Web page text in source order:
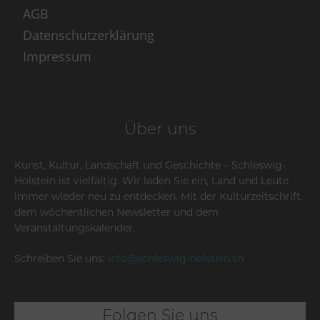
AGB
Datenschutzerklärung
Impressum
Über uns
Kunst, Kultur, Landschaft und Geschichte – Schleswig-
Holstein ist vielfältig. Wir laden Sie ein, Land und Leute
immer wieder neu zu entdecken. Mit der Kulturzeitschrift,
dem wöchentlichen Newsletter und dem
Veranstaltungskalender.
Schreiben Sie uns: info@schleswig-holstein.sh
Folgen Sie uns